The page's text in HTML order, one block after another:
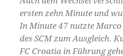
ersten zehn Minute und
In Minute 47 nutzte Marco
des SCM zum Ausgleich.
FC Croatia in Führung